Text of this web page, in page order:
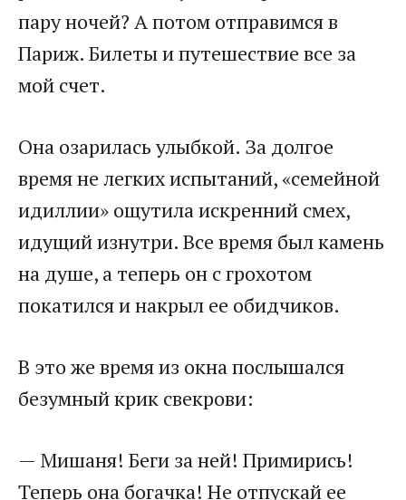
пару ночей? А потом отправимся в
Париж. Билеты и путешествие все за
мой счет.
Она озарилаcь улыбкой. За долгое
время не легких испытаний, «семейной
идиллии» ощутила искренний смех,
идущий изнутри. Все время был камень
на душе, а теперь он с грохотом
покатился и накрыл ее обидчиков.
В это же время из окна послышался
безумный крик свекрови:
— Мишаня! Беги за ней! Примирись!
Теперь она богачка! Не отпускай ее